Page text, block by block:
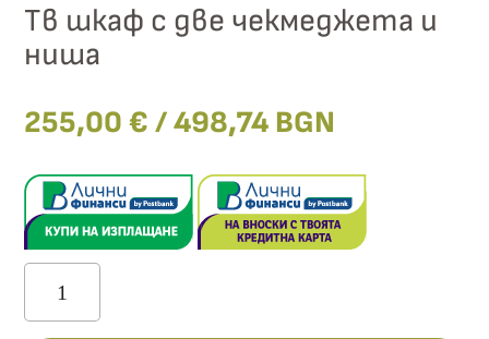
Тв шкаф с две чекмеджета и
ниша
255,00€ / 498,74 BGN
количество
за